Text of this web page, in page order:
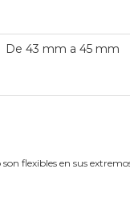
De 43 mm a 45 mm
flexibles en sus